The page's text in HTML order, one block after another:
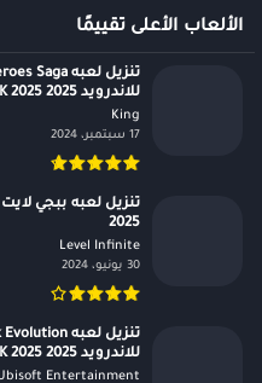
الألعاب الأعلى تقييمًا
للاندرويد APK 2025 2025 للأندرويد
King‏
17 سبتمبر، 2024
2025
Level Infinite‏
30 يونيو، 2024
للاندرويد APK 2025 2025 للأندرويد
Entertainment‏